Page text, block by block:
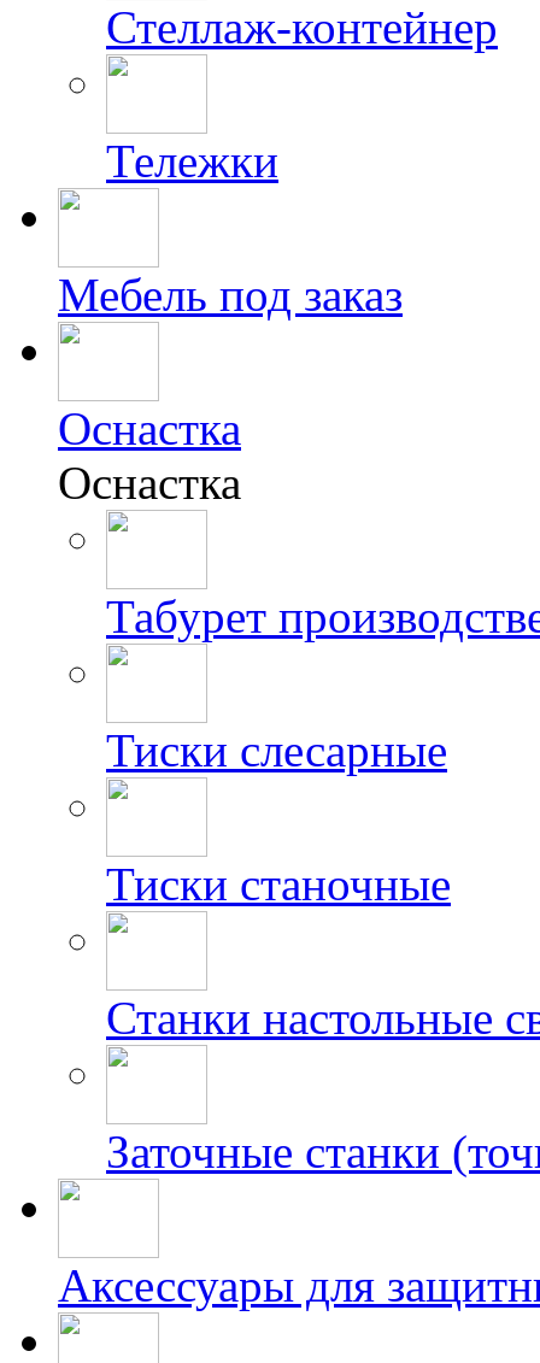
Стеллаж-контейнер
Тележки
Мебель под заказ
Оснастка
Оснастка
Табурет
Тиски слесарные
Тиски станочные
Станки настольные
Заточные станки
Аксессуары для